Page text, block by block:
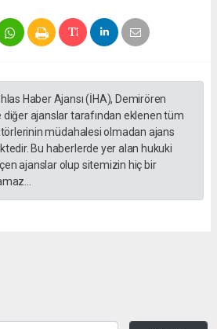
Haber Ajansı (İHA), Demirören
diğer ajanslar tarafından eklenen tüm
müdahalesi olmadan ajans
Bu haberlerde yer alan hukuki
ajanslar olup sitemizin hiç bir